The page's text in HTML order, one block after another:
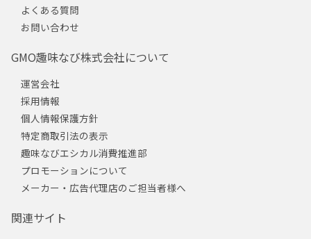
よくある質問
お問い合わせ
GMO趣味なび株式会社について
運営会社
採用情報
個人情報保護方針
特定商取引法の表示
趣味なびエシカル消費推進部
プロモーションについて
メーカー・広告代理店のご担当者様へ
関連サイト